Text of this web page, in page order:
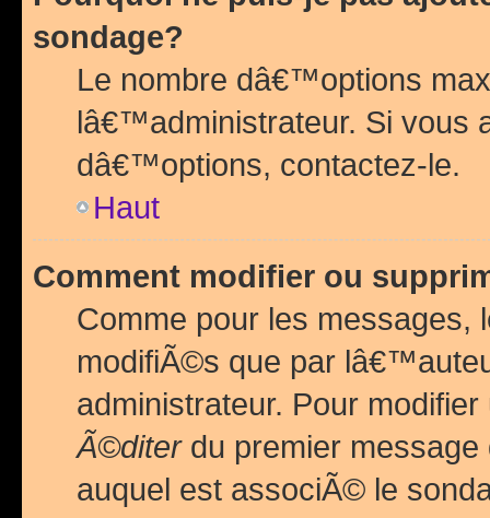
sondage?
Le nombre dâ€™options
lâ€™administrateur. Si vous
dâ€™options, contactez-le.
Haut
Comment modifier ou
Comme pour les messages,
modifiÃ©s que par
administrateur. Pour
Ã©diterdu premier
auquel est associÃ© le